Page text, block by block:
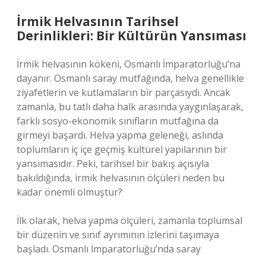
İrmik Helvasının Tarihsel
Derinlikleri: Bir Kültürün Yansıması
İrmik helvasının kökeni, Osmanlı İmparatorluğu’na
dayanır. Osmanlı saray mutfağında, helva genellikle
ziyafetlerin ve kutlamaların bir parçasıydı. Ancak
zamanla, bu tatlı daha halk arasında yaygınlaşarak,
farklı sosyo-ekonomik sınıfların mutfağına da
girmeyi başardı. Helva yapma geleneği, aslında
toplumların iç içe geçmiş kültürel yapılarının bir
yansımasıdır. Peki, tarihsel bir bakış açısıyla
bakıldığında, irmik helvasının ölçüleri neden bu
kadar önemli olmuştur?
İlk olarak, helva yapma ölçüleri, zamanla toplumsal
bir düzenin ve sınıf ayrımının izlerini taşımaya
başladı. Osmanlı İmparatorluğu’nda saray